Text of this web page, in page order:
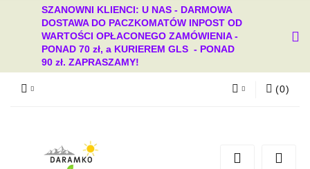
SZANOWNI KLIENCI: U NAS - DARMOWA
DOSTAWA DO PACZKOMATÓW INPOST OD
WARTOŚCI OPŁACONEGO ZAMÓWIENIA -
PONAD 70 zł, a KURIEREM GLS - PONAD
90 zł. ZAPRASZAMY!
Dodaj zgłoszenie
(0)